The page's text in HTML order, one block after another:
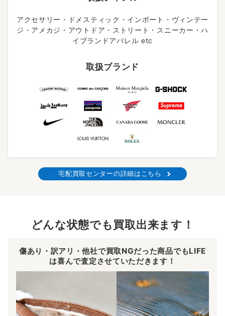
アクセサリー・ドメスティック・インポート・ヴィンテー
ジ・アメカジ・アウトドア・ストリート・スニーカー・ハ
イブランドアパレル etc
取扱ブランド
宅配買取センターの詳細はこちら
どんな状態でも買取出来ます！
傷あり・訳アリ・他社で買取NGだった商品でもLIFE
は喜んで査定させていただきます！